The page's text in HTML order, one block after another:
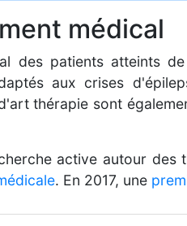
médical
des patients atteints
aux crises
thérapie sont
active autour
. En 2017, une